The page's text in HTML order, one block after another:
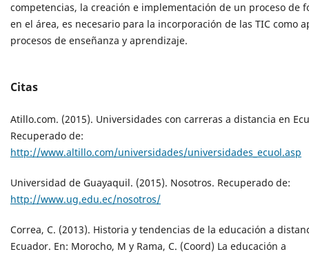
competencias, la creación e implementación de un proceso de
en el área, es necesario para la incorporación de las TIC como
procesos de enseñanza y aprendizaje.
Citas
Atillo.com. (2015). Universidades con carreras a distancia en
Recuperado de:
http://www.altillo.com/universidades/universidades_ecuol.asp
Universidad de Guayaquil. (2015). Nosotros. Recuperado de:
http://www.ug.edu.ec/nosotros/
Correa, C. (2013). Historia y tendencias de la educación a
Ecuador. En: Morocho, M y Rama, C. (Coord) La educación a